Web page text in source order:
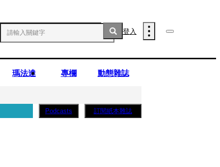
登入
瑪法達 專欄 動態雜誌
Podcasts 訂閱紙本雜誌